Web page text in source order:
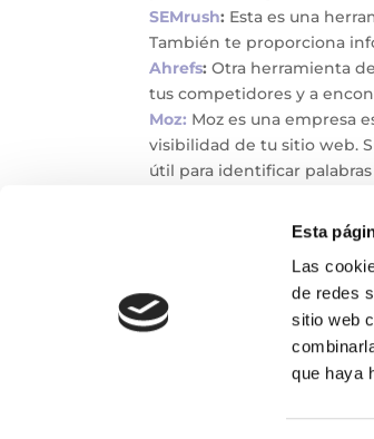
Esta
Las
de redes
sitio web
que haya
SEMrush: Esta es una
También te proporciona
Ahrefs: Otra herramienta
tus competidores y a
Moz: Moz es una empresa
visibilidad de tu sitio web.
útil para identificar
por Google puede ser
aspectos básicos del SEO.
Espero que estos enlaces
¡Buena suerte en tu